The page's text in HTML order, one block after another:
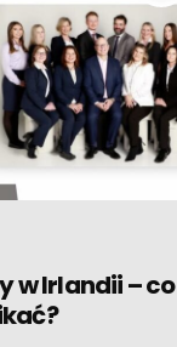
w Irlandii – co